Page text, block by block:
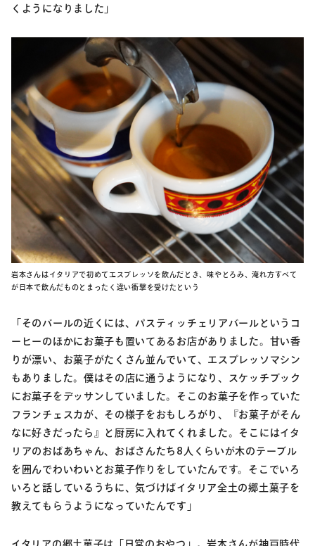
くようになりました」
岩本さんはイタリアで初めてエスプレッソを飲んだとき、味やとろみ、淹れ方すべて
が日本で飲んだものとまったく違い衝撃を受けたという
「そのバールの近くには、パスティッチェリアバールというコ
ーヒーのほかにお菓子も置いてあるお店がありました。甘い香
りが漂い、お菓子がたくさん並んでいて、エスプレッソマシン
もありました。僕はその店に通うようになり、スケッチブック
にお菓子をデッサンしていました。そこのお菓子を作っていた
フランチェスカが、その様子をおもしろがり、『お菓子がそん
なに好きだったら』と厨房に入れてくれました。そこにはイタ
リアのおばあちゃん、おばさんたち8人くらいが木のテーブル
を囲んでわいわいとお菓子作りをしていたんです。そこでいろ
いろと話しているうちに、気づけばイタリア全土の郷土菓子を
教えてもらうようになっていたんです」